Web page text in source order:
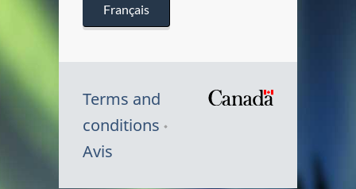
Français
Terms and
conditions
Avis